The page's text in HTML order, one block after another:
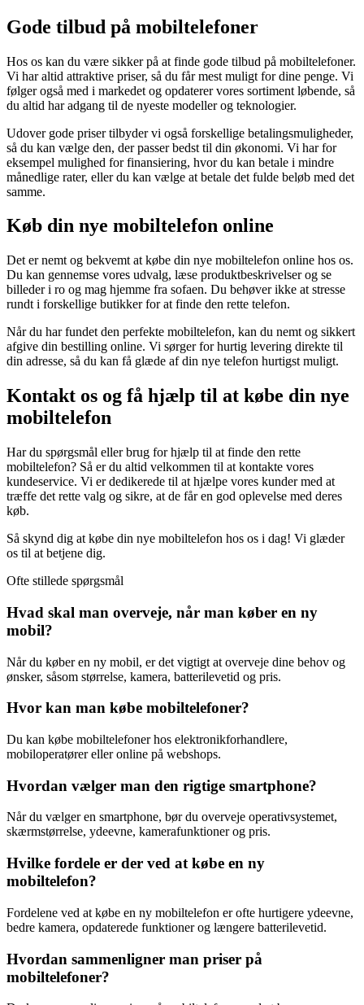
Gode tilbud på mobiltelefoner
Hos os kan du være sikker på at finde gode tilbud på mobiltelefoner.
Vi har altid attraktive priser, så du får mest muligt for dine penge. Vi
følger også med i markedet og opdaterer vores sortiment løbende, så
du altid har adgang til de nyeste modeller og teknologier.
Udover gode priser tilbyder vi også forskellige betalingsmuligheder,
så du kan vælge den, der passer bedst til din økonomi. Vi har for
eksempel mulighed for finansiering, hvor du kan betale i mindre
månedlige rater, eller du kan vælge at betale det fulde beløb med det
samme.
Køb din nye mobiltelefon online
Det er nemt og bekvemt at købe din nye mobiltelefon online hos os.
Du kan gennemse vores udvalg, læse produktbeskrivelser og se
billeder i ro og mag hjemme fra sofaen. Du behøver ikke at stresse
rundt i forskellige butikker for at finde den rette telefon.
Når du har fundet den perfekte mobiltelefon, kan du nemt og sikkert
afgive din bestilling online. Vi sørger for hurtig levering direkte til
din adresse, så du kan få glæde af din nye telefon hurtigst muligt.
Kontakt os og få hjælp til at købe din nye
mobiltelefon
Har du spørgsmål eller brug for hjælp til at finde den rette
mobiltelefon? Så er du altid velkommen til at kontakte vores
kundeservice. Vi er dedikerede til at hjælpe vores kunder med at
træffe det rette valg og sikre, at de får en god oplevelse med deres
køb.
Så skynd dig at købe din nye mobiltelefon hos os i dag! Vi glæder
os til at betjene dig.
Ofte stillede spørgsmål
Hvad skal man overveje, når man køber en ny
mobil?
Når du køber en ny mobil, er det vigtigt at overveje dine behov og
ønsker, såsom størrelse, kamera, batterilevetid og pris.
Hvor kan man købe mobiltelefoner?
Du kan købe mobiltelefoner hos elektronikforhandlere,
mobiloperatører eller online på webshops.
Hvordan vælger man den rigtige smartphone?
Når du vælger en smartphone, bør du overveje operativsystemet,
skærmstørrelse, ydeevne, kamerafunktioner og pris.
Hvilke fordele er der ved at købe en ny
mobiltelefon?
Fordelene ved at købe en ny mobiltelefon er ofte hurtigere ydeevne,
bedre kamera, opdaterede funktioner og længere batterilevetid.
Hvordan sammenligner man priser på
mobiltelefoner?